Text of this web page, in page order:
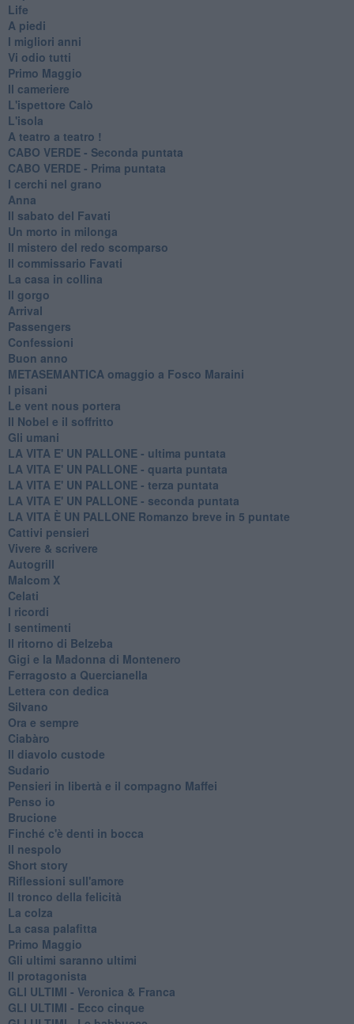
Life
A piedi
I migliori anni
Vi odio tutti
Primo Maggio
Il cameriere
L'ispettore Calò
L'isola
A teatro a teatro !
CABO VERDE - Seconda puntata
CABO VERDE - Prima puntata
I cerchi nel grano
Anna
Il sabato del Favati
Un morto in milonga
Il mistero del redo scomparso
Il commissario Favati
La casa in collina
Il gorgo
Arrival
Passengers
Confessioni
Buon anno
METASEMANTICA omaggio a Fosco Maraini
I pisani
Le vent nous portera
Il Nobel e il soffritto
Gli umani
LA VITA E' UN PALLONE - ultima puntata
LA VITA E' UN PALLONE - quarta puntata
LA VITA E' UN PALLONE - terza puntata
LA VITA E' UN PALLONE - seconda puntata
LA VITA È UN PALLONE Romanzo breve in 5 puntate
Cattivi pensieri
Vivere & scrivere
Autogrill
Malcom X
Celati
I ricordi
I sentimenti
Il ritorno di Belzeba
Gigi e la Madonna di Montenero
Ferragosto a Quercianella
Lettera con dedica
Silvano
Ora e sempre
Ciabàro
Il diavolo custode
Sudario
Pensieri in libertà e il compagno Maffei
Penso io
Brucione
Finché c'è denti in bocca
Il nespolo
Short story
Riflessioni sull'amore
Il tronco della felicità
La colza
La casa palafitta
Primo Maggio
Gli ultimi saranno ultimi
Il protagonista
GLI ULTIMI - Veronica & Franca
GLI ULTIMI - Ecco cinque